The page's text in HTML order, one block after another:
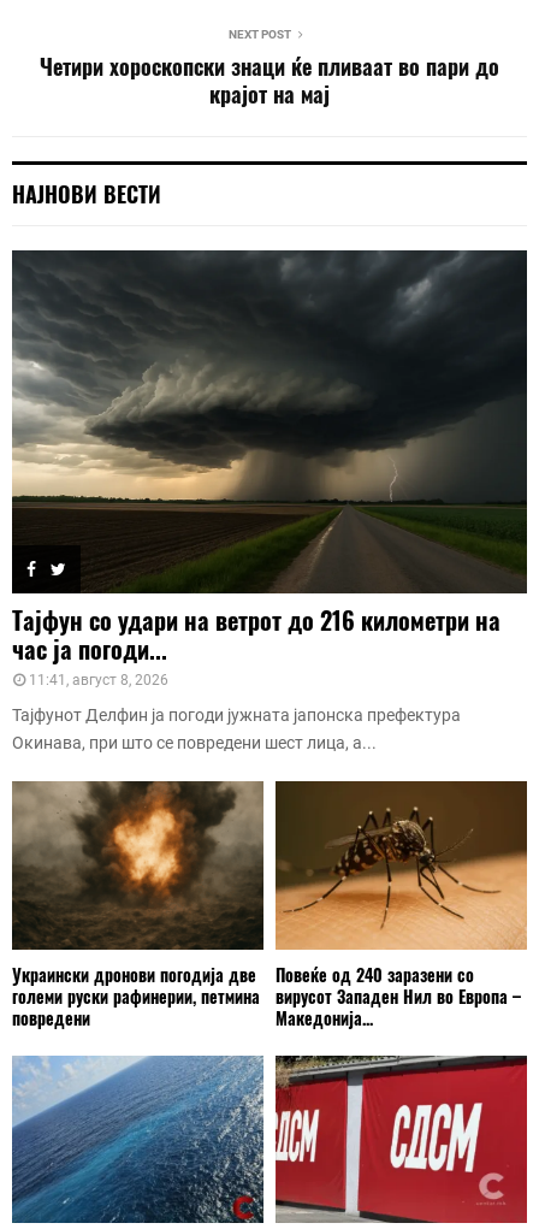
NEXT POST
Четири хороскопски знаци ќе пливаат во пари до
крајот на мај
НАЈНОВИ ВЕСТИ
Тајфун со удари на ветрот до 216 километри на
час ја погоди...
11:41, август 8, 2026
Тајфунот Делфин ја погоди јужната јапонска префектура
Окинава, при што се повредени шест лица, а...
Украински дронови погодија две
големи руски рафинерии, петмина
повредени
Повеќе од 240 заразени со
вирусот Западен Нил во Европа –
Македонија...